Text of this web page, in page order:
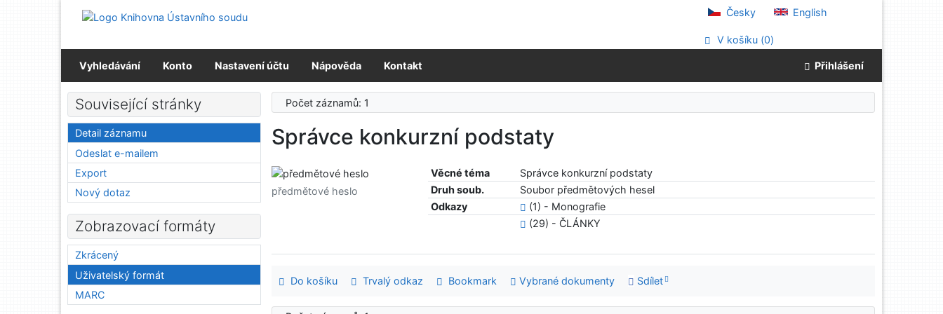
Přejít na menu
Česky English
V košíku (0)
Vyhledávání Konto Nastavení účtu Nápověda Kontakt Přihlášení
Počet záznamů: 1
Správce konkurzní podstaty
Věcné téma
Správce konkurzní podstaty
Druh soub.
Soubor předmětových hesel
Odkazy
(1) - Monografie
(29) - ČLÁNKY
předmětové heslo
Do košíku Trvalý odkaz Bookmark Vybrané dokumenty Sdílet
Související stránky
Detail záznamu
Odeslat e-mailem
Export
Nový dotaz
Zobrazovací formáty
Zkrácený
Uživatelský formát
MARC